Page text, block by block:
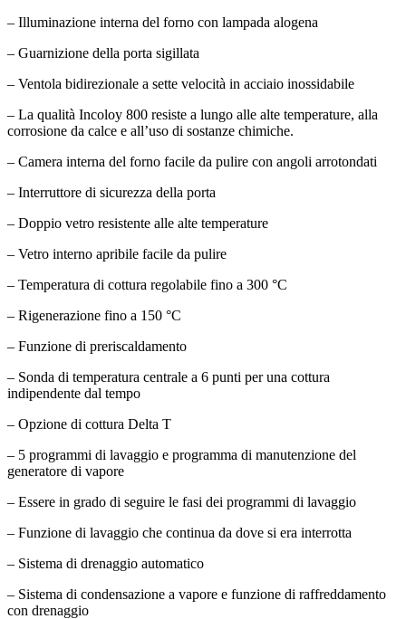
– Illuminazione interna del forno con lampada alogena
– Guarnizione della porta sigillata
– Ventola bidirezionale a sette velocità in acciaio inossidabile
– La qualità Incoloy 800 resiste a lungo alle alte temperature, alla
corrosione da calce e all’uso di sostanze chimiche.
– Camera interna del forno facile da pulire con angoli arrotondati
– Interruttore di sicurezza della porta
– Doppio vetro resistente alle alte temperature
– Vetro interno apribile facile da pulire
– Temperatura di cottura regolabile fino a 300 °C
– Rigenerazione fino a 150 °C
– Funzione di preriscaldamento
– Sonda di temperatura centrale a 6 punti per una cottura
indipendente dal tempo
– Opzione di cottura Delta T
– 5 programmi di lavaggio e programma di manutenzione del
generatore di vapore
– Essere in grado di seguire le fasi dei programmi di lavaggio
– Funzione di lavaggio che continua da dove si era interrotta
– Sistema di drenaggio automatico
– Sistema di condensazione a vapore e funzione di raffreddamento
con drenaggio